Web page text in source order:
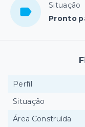
Situação
Pronto
Perfil
Situação
Área Construída